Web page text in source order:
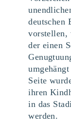
deutschen
vorstellen,
der einen
Seite
ihren
in das
werden.